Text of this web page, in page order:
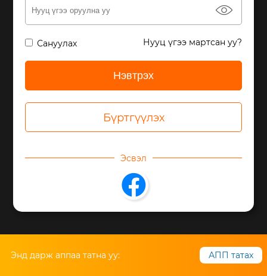
хандаж байгаа бол аппликэйшн
татаж ашиглана уу.
Энд дарж аппаа татна уу: АПП татах
eye
Нууц үгээ мартсан уу?
Сануулах
Бүртгүүлэх